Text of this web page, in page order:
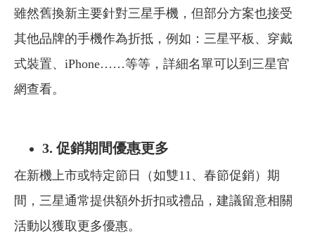
雖然舊換新主要針對三星手機，但部分方案也接受
其他品牌的手機作為折抵，例如：三星平板、穿戴
式裝置、iPhone……等等，詳細名單可以到三星官
網查看。
3. 促銷期間優惠更多
在新機上市或特定節日（如雙11、春節促銷）期
間，三星通常提供額外折扣或禮品，建議留意相關
活動以獲取更多優惠。